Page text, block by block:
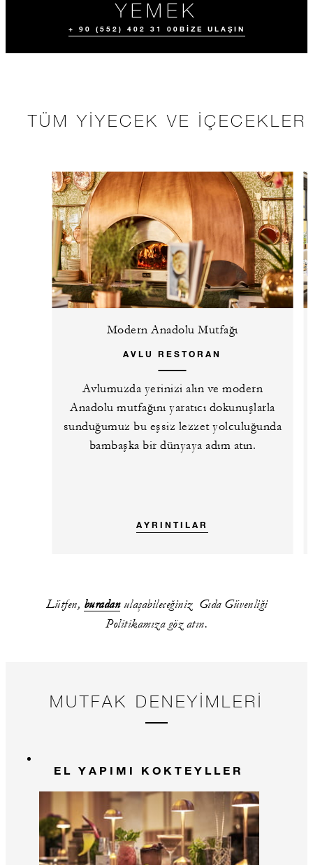
YEMEK
+ 90 (552) 402 31 00 BIZE ULAŞIN
TÜM YIYECEK
VE İÇECEKLER
TÜM YIYECEK VE İÇECEKLER
Modern Anadolu Mutfağı
AVLU RESTORAN
Avlumuzda yerinizi alın ve modern
Anadolu mutfağını yaratıcı dokunuşlarla
sunduğumuz bu eşsiz lezzet yolculuğunda
bambaşka bir dünyaya adım atın.
AYRINTILAR
Lütfen, buradanulaşabileceğiniz Gıda Güvenliği
Politikamıza göz atın.
MUTFAK DENEYIMLERI
EL YAPIMI KOKTEYLLER